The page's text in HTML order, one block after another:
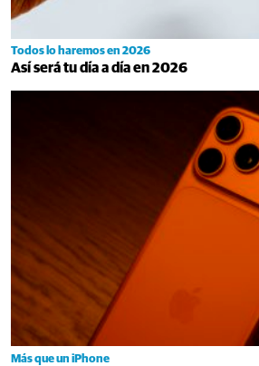
Todos lo haremos en 2026
Así será tu día a día en 2026
Más que un iPhone